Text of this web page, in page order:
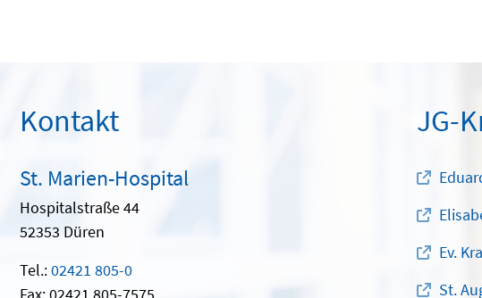
Kontakt
St. Marien-Hospital
Hospitalstraße 44
52353 Düren
Tel.:02421 805-0
JG-
Ev.
St.